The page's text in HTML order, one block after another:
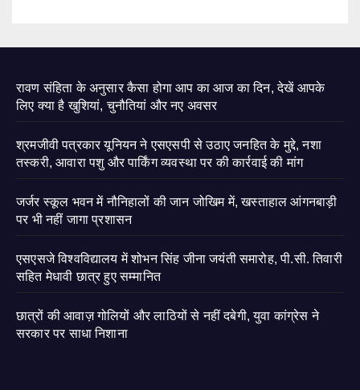
रावण संहिता के अनुसार कैसा होगा आप का आज का दिन, देखें आपके
लिए क्या है खुशियां, चुनौतियां और नए अवसर
श्रमजीवी पत्रकार यूनियन ने एसएसपी से उठाए जनहित के मुद्दे, नशा
तस्करी, आवारा पशु और पार्किंग व्यवस्था पर की कार्रवाई की मांग
जर्जर स्कूल भवन में नौनिहालों की जान जोखिम में, खस्ताहाल आंगनबाड़ी
पर भी नहीं जागा प्रशासन
एसएसजे विश्वविद्यालय में शोभन सिंह जीना जयंती समारोह, पी.सी. तिवारी
सहित मेधावी छात्र हुए सम्मानित
छात्रों की आवाज़ गोलियों और लाठियों से नहीं दबेगी, युवा कांग्रेस ने
सरकार पर साधा निशाना